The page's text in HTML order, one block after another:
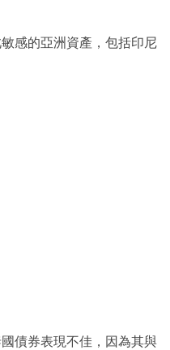
感的亞洲資產，包括印尼
債券表現不佳，因為其與